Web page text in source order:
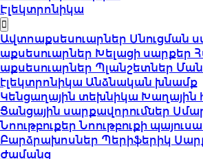
Էլեկտրոնիկա
Ավտոաքսեսուարներ Սնուցման
աքսեսուարներ Խելացի սարքեր
աքսեսուարներ Պլանշետներ
էլեկտրոնիկա Անձնական խնամք
Կենցաղային տեխնիկա Խաղային
Ցանցային սարքավորումներ
ՆոութբուքերՆոութբուքի
Բարձրախոսներ Պերիֆերիկ
Ժամանց